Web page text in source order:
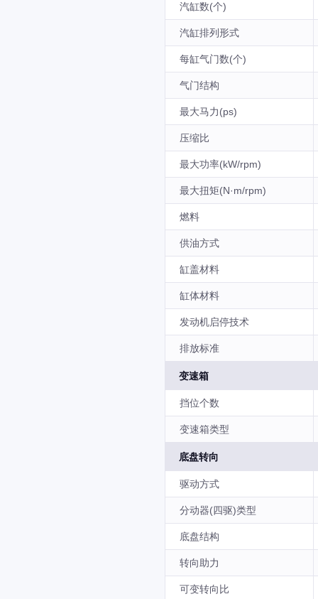
汽缸数(个)
汽缸排列形式
每缸气门数(个)
气门结构
最大马力(ps)
压缩比
最大功率(kW/rpm)
最大扭矩(N·m/rpm)
燃料
供油方式
缸盖材料
缸体材料
发动机启停技术
排放标准
变速箱
挡位个数
变速箱类型
底盘转向
驱动方式
分动器(四驱)类型
底盘结构
转向助力
可变转向比